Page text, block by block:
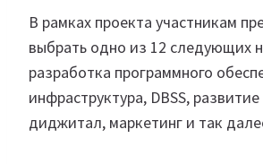
В рамках проекта участникам
выбрать одно из 12 следующих
разработка программного
инфраструктура, DBSS,
диджитал, маркетинг и так